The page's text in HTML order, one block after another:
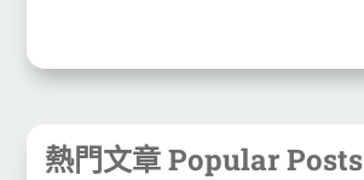
熱門文章 Popular Posts